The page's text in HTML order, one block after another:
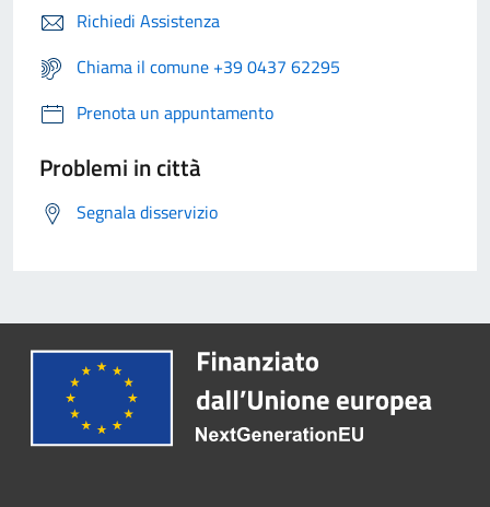
Richiedi Assistenza
Chiama il comune +39 0437 62295
Prenota un appuntamento
Problemi in città
Segnala disservizio